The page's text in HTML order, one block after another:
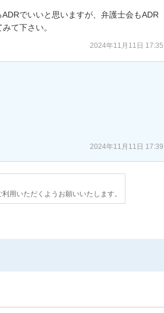
でいいと思いますが、弁護士会もADR
て下さい。
2024年11月11日 17:35
2024年11月11日 17:39
用いただくようお願いいたします。